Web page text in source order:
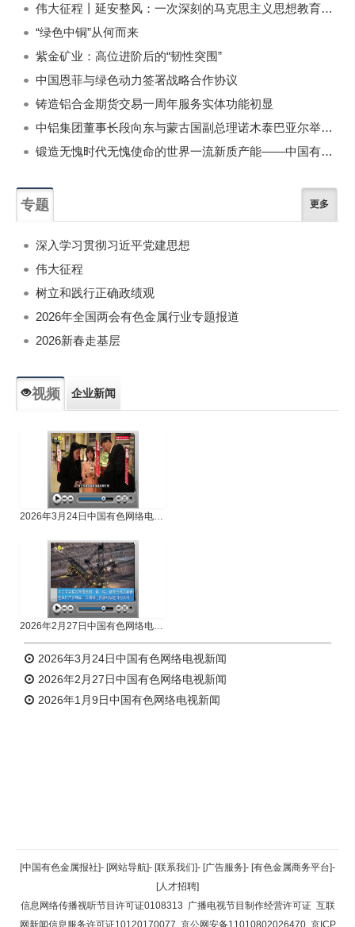
伟大征程丨延安整风：一次深刻的马克思主义思想教育运动
“绿色中铜”从何而来
紫金矿业：高位进阶后的“韧性突围”
中国恩菲与绿色动力签署战略合作协议
铸造铝合金期货交易一周年服务实体功能初显
中铝集团董事长段向东与蒙古国副总理诺木泰巴亚尔举行会谈
锻造无愧时代无愧使命的世界一流新质产能——中国有色金属工业的战略应对与破局之道（二）
专题 更多
深入学习贯彻习近平党建思想
伟大征程
树立和践行正确政绩观
2026年全国两会有色金属行业专题报道
2026新春走基层
视频 企业新闻
2026年3月24日中国有色网络电视新闻
2026年2月27日中国有色网络电视新闻
2026年3月24日中国有色网络电视新闻
2026年2月27日中国有色网络电视新闻
2026年1月9日中国有色网络电视新闻
返回顶部
返回首页
[中国有色金属报社]- [网站导航]- [联系我们]- [广告服务]- [有色金属商务平台]-
[人才招聘]
信息网络传播视听节目许可证0108313 广播电视节目制作经营许可证 互联
网新闻信息服务许可证10120170077 京公网安备11010802026470 京ICP